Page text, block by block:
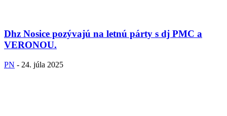
Dhz Nosice pozývajú na letnú párty s dj PMC a
VERONOU.
PN - 24. júla 2025